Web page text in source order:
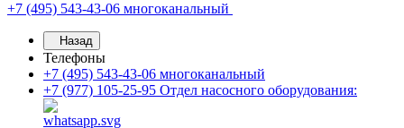
+7 (495) 543-43-06 многоканальный
Назад
Телефоны
+7 (495) 543-43-06 многоканальный
+7 (977) 105-25-95 Отдел насосного оборудования: